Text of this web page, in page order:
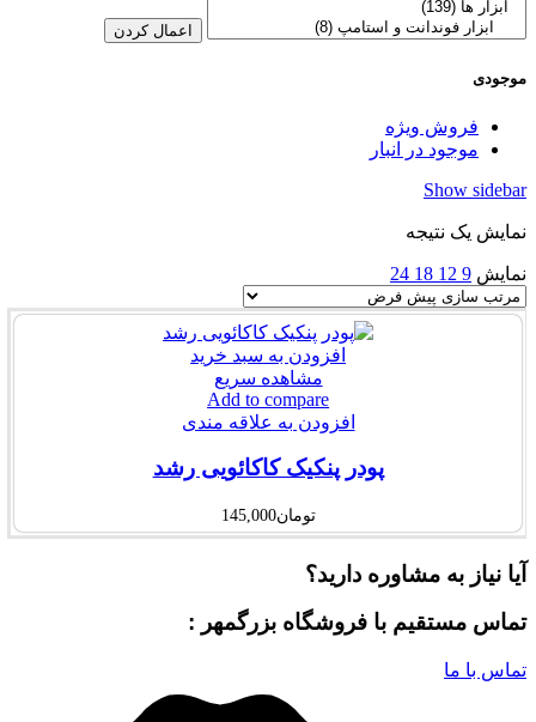
اعمال کردن
موجودی
فروش ویژه
موجود در انبار
Show sidebar
نمایش یک نتیجه
نمایش 9
12
18
24
افزودن به سبد خرید
مشاهده سریع
Add to compare
افزودن به علاقه مندی
پودر پنکیک کاکائویی رشد
تومان145,000
آیا نیاز به مشاوره دارید؟
تماس مستقیم با فروشگاه بزرگمهر :
تماس با ما